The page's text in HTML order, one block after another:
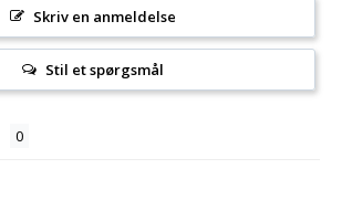
Skriv en anmeldelse
Stil et spørgsmål